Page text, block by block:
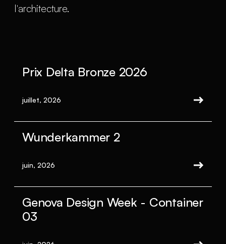
l'architecture.
Prix Delta Bronze 2026
juillet, 2026
Wunderkammer 2
juin, 2026
Genova Design Week - Container
03